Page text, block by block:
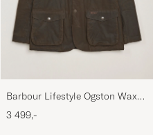
Barbour Lifestyle Ogston Waxed
Jacket Olive
3 499,-